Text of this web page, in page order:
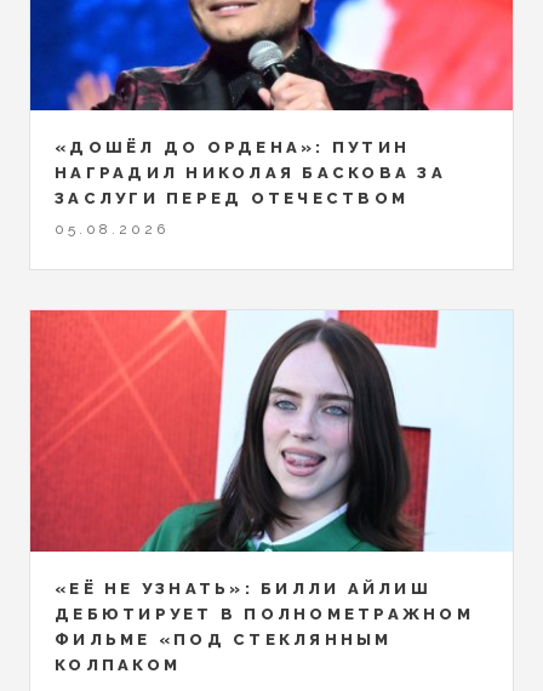
«ДОШЁЛ ДО ОРДЕНА»: ПУТИН
НАГРАДИЛ НИКОЛАЯ БАСКОВА ЗА
ЗАСЛУГИ ПЕРЕД ОТЕЧЕСТВОМ
05.08.2026
«ЕЁ НЕ УЗНАТЬ»: БИЛЛИ АЙЛИШ
ДЕБЮТИРУЕТ В ПОЛНОМЕТРАЖНОМ
ФИЛЬМЕ «ПОД СТЕКЛЯННЫМ
КОЛПАКОМ